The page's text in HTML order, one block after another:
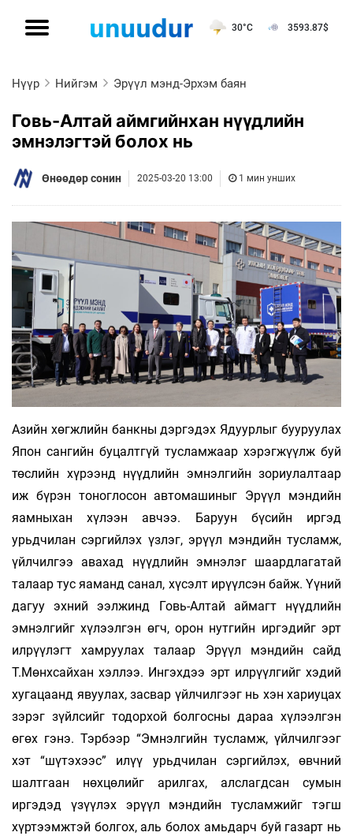
30°C 3593.87$
Нүүр Нийгэм Эрүүл мэнд-Эрхэм баян
Говь-Алтай аймгийнхан нүүдлийн
эмнэлэгтэй болох нь
Өнөөдөр сонин 2025-03-20 13:00 1 мин унших
Азийн хөгжлийн банкны дэргэдэх Ядуурлыг буу­руулах
Япон сангийн буцалтгүй тусламжаар хэрэг­жүүлж буй
төслийн хүрээнд нүүдлийн эмнэлгийн зо­риулалтаар
иж бүрэн тоноглосон автомашиныг Эрүүл мэндийн
яам­ныхан хүлээн авчээ. Баруун бүсийн иргэд
урьдчилан сэргийлэх үзлэг, эрүүл мэндийн тусламж,
үйлчилгээ авахад нүүдлийн эмнэлэг шаардлагатай
талаар тус яаманд санал, хүсэлт ирүүлсэн байж. Үүний
дагуу эхний ээлжинд Говь-Алтай аймагт нүүдлийн
эмнэлгийг хүлээлгэн өгч, орон нутгийн иргэдийг эрт
илрүүлэгт хамруулах талаар Эрүүл мэндийн сайд
Т.Мөнхсайхан хэллээ. Ингэхдээ эрт илрүүлгийг хэдий
хугацаанд явуулах, засвар үйлчилгээг нь хэн хариуцах
зэрэг зүйлсийг тодорхой болгосны дараа хүлээлгэн
өгөх гэнэ. Тэрбээр “Эмнэлгийн тусламж, үйл­чилгээг
хэт “шүтэхээс” илүү урьдчилан сэргийлэх, өвчний
шалтгаан нөхцөлийг арилгах, алслагдсан сумын
иргэдэд үзүүлэх эрүүл мэндийн тусламжийг тэгш
хүртээмжтэй болгох, аль болох амьдарч буй газарт нь